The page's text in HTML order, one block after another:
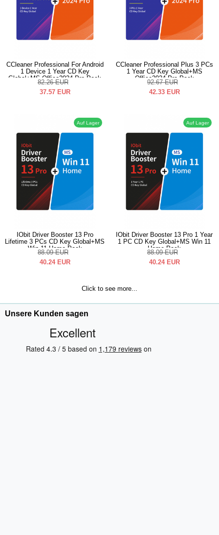
CCleaner Professional For Android
1 Device 1 Year CD Key
Global+MS Office2024 Pro Pack
82.26 EUR
37.57 EUR
CCleaner Professional Plus 3 PCs
1 Year CD Key Global+MS
Office2024 Pro Pack
92.67 EUR
42.33 EUR
Auf Lager
IObit Driver Booster 13 Pro
Lifetime 3 PCs CD Key Global+MS
Win 11 Home Pack
88.09 EUR
40.24 EUR
Auf Lager
IObit Driver Booster 13 Pro 1 Year
1 PC CD Key Global+MS Win 11
Home Pack
88.09 EUR
40.24 EUR
Click to see more...
Unsere Kunden sagen